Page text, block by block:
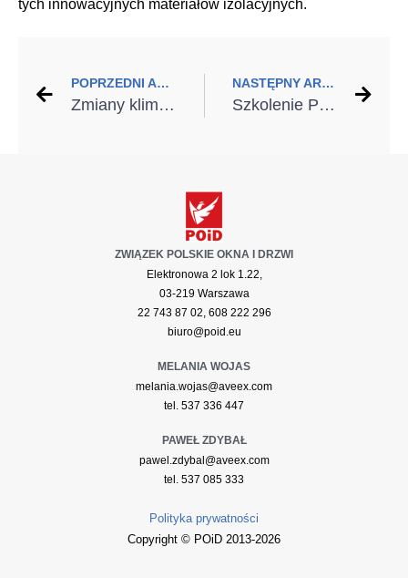
tych innowacyjnych materiałów izolacyjnych.
POPRZEDNI ARTYKUŁ
Zmiany klimatu w Polsce wymagają zmian w projektowaniu systemów ogrzewania i klimatyzacji
NASTĘPNY ARTYKUŁ
Szkolenie PROLINE: Z niezbędnika młodego technika
ZWIĄZEK POLSKIE OKNA I DRZWI
Elektronowa 2 lok 1.22,
03-219 Warszawa
22 743 87 02, 608 222 296
biuro@poid.eu
MELANIA WOJAS
melania.wojas@aveex.com
tel. 537 336 447
PAWEŁ ZDYBAŁ
pawel.zdybal@aveex.com
tel. 537 085 333
Polityka prywatności
Copyright © POiD 2013-2026